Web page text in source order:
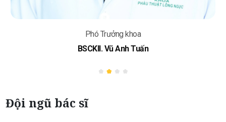
Phó Trưởng khoa
BSCKII. Vũ Anh Tuấn
Đội ngũ bác sĩ